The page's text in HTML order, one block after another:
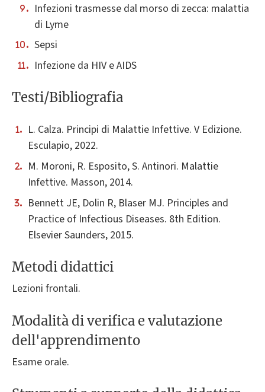
Infezioni trasmesse dal morso di zecca: malattia
di Lyme
Sepsi
Infezione da HIV e AIDS
Testi/Bibliografia
L. Calza. Principi di Malattie Infettive. V Edizione.
Esculapio, 2022.
M. Moroni, R. Esposito, S. Antinori. Malattie
Infettive. Masson, 2014.
Bennett JE, Dolin R, Blaser MJ. Principles and
Practice of Infectious Diseases. 8th Edition.
Elsevier Saunders, 2015.
Metodi didattici
Lezioni frontali.
Modalità di verifica e valutazione
dell'apprendimento
Esame orale.